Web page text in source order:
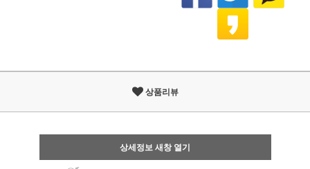
상품리뷰
상세정보 새창 열기